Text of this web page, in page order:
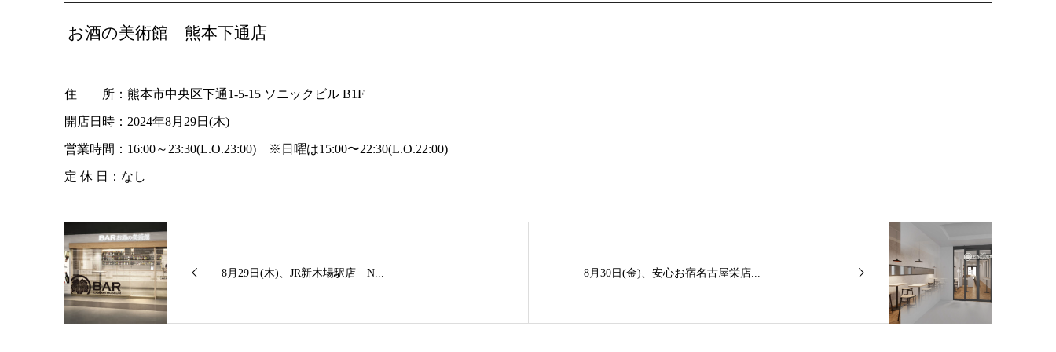
お酒の美術館 熊本下通店
住 所：熊本市中央区下通1-5-15 ソニックビル B1F
開店日時：2024年8月29日(木)
営業時間：16:00～23:30(L.O.23:00) ※日曜は15:00〜22:30(L.O.22:00)
定 休 日：なし
8月29日(木)、JR新木場駅店 N... 8月30日(金)、安心お宿名古屋栄店...